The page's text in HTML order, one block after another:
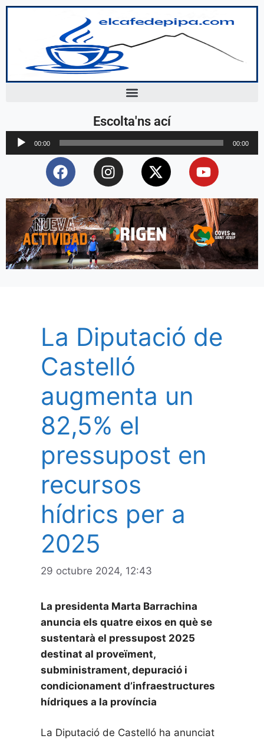
Escolta'ns ací
Reproductor
d'àudio
00:00 00:00
La Diputació de
Castelló
augmenta un
82,5% el
pressupost en
recursos
hídrics per a
2025
29 octubre 2024, 12:43
La presidenta Marta Barrachina
anuncia els quatre eixos en què se
sustentarà el pressupost 2025
destinat al proveïment,
subministrament, depuració i
condicionament d’infraestructures
hídriques a la província
La Diputació de Castelló ha anunciat